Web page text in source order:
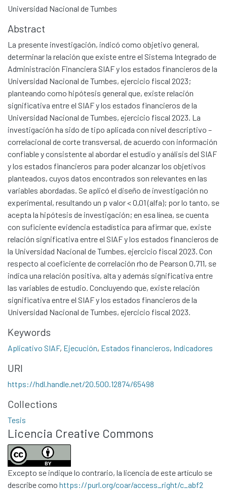
Communities & Collections
All of DSpace
Statistics
Universidad Nacional de Tumbes
Abstract
La presente investigación, indicó como objetivo general,
determinar la relación que existe entre el Sistema Integrado de
Administración Financiera SIAF y los estados financieros de la
Universidad Nacional de Tumbes, ejercicio fiscal 2023;
planteando como hipótesis general que, existe relación
significativa entre el SIAF y los estados financieros de la
Universidad Nacional de Tumbes, ejercicio fiscal 2023. La
investigación ha sido de tipo aplicada con nivel descriptivo –
correlacional de corte transversal, de acuerdo con información
confiable y consistente al abordar el estudio y análisis del SIAF
y los estados financieros para poder alcanzar los objetivos
planteados, cuyos datos encontrados son relevantes en las
variables abordadas. Se aplicó el diseño de investigación no
experimental, resultando un p valor < 0,01 (alfa); por lo tanto, se
acepta la hipótesis de investigación; en esa línea, se cuenta
con suficiente evidencia estadística para afirmar que, existe
relación significativa entre el SIAF y los estados financieros de
la Universidad Nacional de Tumbes, ejercicio fiscal 2023. Con
respecto al coeficiente de correlación rho de Pearson 0,711, se
indica una relación positiva, alta y además significativa entre
las variables de estudio. Concluyendo que, existe relación
significativa entre el SIAF y los estados financieros de la
Universidad Nacional de Tumbes, ejercicio fiscal 2023.
Keywords
Aplicativo SIAF, Ejecución, Estados financieros, Indicadores
URI
https://hdl.handle.net/20.500.12874/65498
Collections
Tesis
Licencia Creative Commons
Excepto se indique lo contrario, la licencia de este artículo se
describe como https://purl.org/coar/access_right/c_abf2